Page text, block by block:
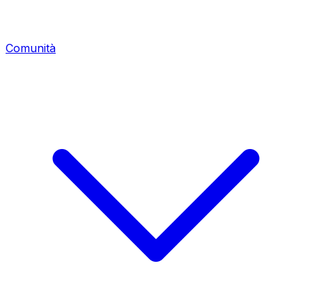
Comunità